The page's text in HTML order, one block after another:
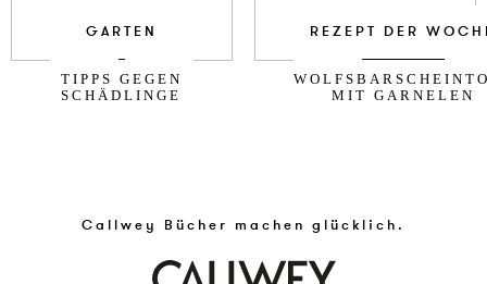
GARTEN
TIPPS GEGEN
SCHÄDLINGE
REZEPT DER
MIT GARNELEN
Callwey Bücher machen glücklich.